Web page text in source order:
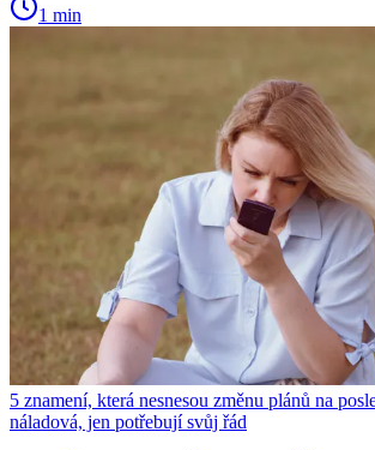
1 min
5 znamení, která nesnesou změnu plánů na
náladová, jen potřebují svůj řád